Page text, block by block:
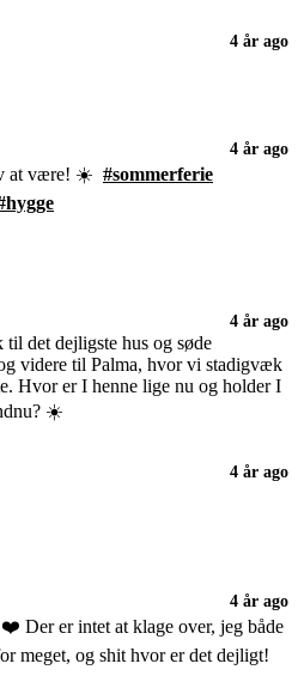
4 år ago
4 år ago
at være! ☀️ #sommerferie
4 år ago
det dejligste hus og søde
videre til Palma, hvor vi stadigvæk
Hvor er I henne lige nu og holder I
☀️
4 år ago
4 år ago
Der er intet at klage over, jeg både
meget, og shit hvor er det dejligt!